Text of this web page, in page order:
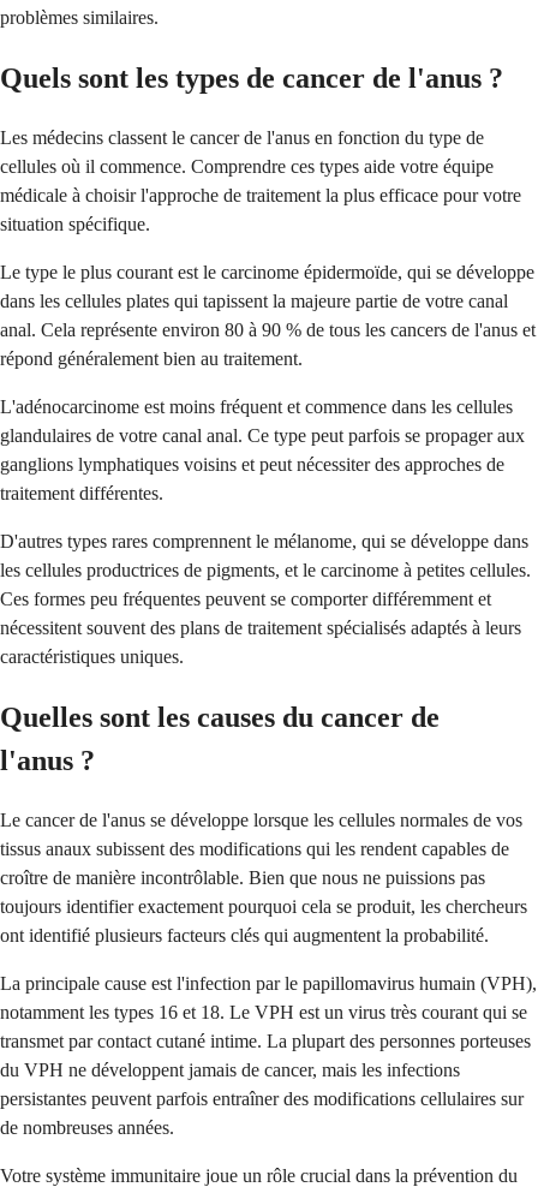
problèmes similaires.
Quels sont les types de cancer de l'anus ?
Les médecins classent le cancer de l'anus en fonction du type de
cellules où il commence. Comprendre ces types aide votre équipe
médicale à choisir l'approche de traitement la plus efficace pour votre
situation spécifique.
Le type le plus courant est le carcinome épidermoïde, qui se développe
dans les cellules plates qui tapissent la majeure partie de votre canal
anal. Cela représente environ 80 à 90 % de tous les cancers de l'anus et
répond généralement bien au traitement.
L'adénocarcinome est moins fréquent et commence dans les cellules
glandulaires de votre canal anal. Ce type peut parfois se propager aux
ganglions lymphatiques voisins et peut nécessiter des approches de
traitement différentes.
D'autres types rares comprennent le mélanome, qui se développe dans
les cellules productrices de pigments, et le carcinome à petites cellules.
Ces formes peu fréquentes peuvent se comporter différemment et
nécessitent souvent des plans de traitement spécialisés adaptés à leurs
caractéristiques uniques.
Quelles sont les causes du cancer de
l'anus ?
Le cancer de l'anus se développe lorsque les cellules normales de vos
tissus anaux subissent des modifications qui les rendent capables de
croître de manière incontrôlable. Bien que nous ne puissions pas
toujours identifier exactement pourquoi cela se produit, les chercheurs
ont identifié plusieurs facteurs clés qui augmentent la probabilité.
La principale cause est l'infection par le papillomavirus humain (VPH),
notamment les types 16 et 18. Le VPH est un virus très courant qui se
transmet par contact cutané intime. La plupart des personnes porteuses
du VPH ne développent jamais de cancer, mais les infections
persistantes peuvent parfois entraîner des modifications cellulaires sur
de nombreuses années.
Votre système immunitaire joue un rôle crucial dans la prévention du